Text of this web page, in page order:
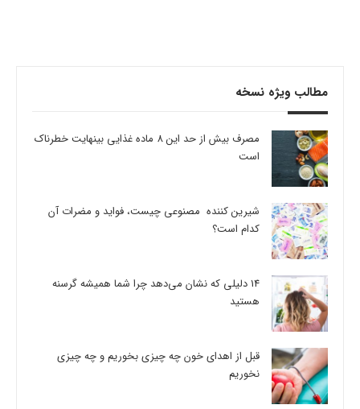
مطالب ویژه نسخه
مصرف بیش از حد این 8 ماده غذایی بینهایت خطرناک
است
شیرین کننده مصنوعی چیست، فواید و مضرات آن
کدام است؟
14 دلیلی که نشان می‌دهد چرا شما همیشه گرسنه
هستید
قبل از اهدای خون چه چیزی بخوریم و چه چیزی
نخوریم